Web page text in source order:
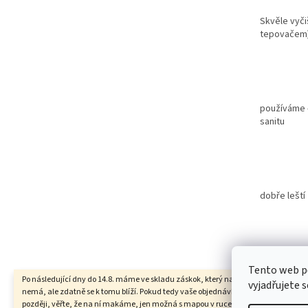
Tento web
vyjadřujete
Po následující dny do 14.8. máme ve skladu záskok, který na tempo našeho
nemá, ale zdatně se k tomu blíží. Pokud tedy vaše objednávka dorazí o chloupek
později, věřte, že na ní makáme, jen možná s mapou v ruce. Máte-li dotazy,
Skvěle
používáme
sanitu
dobře leští